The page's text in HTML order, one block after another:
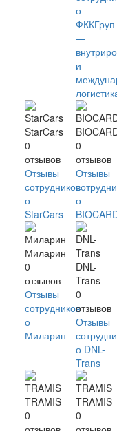
о
ФККГруп
—
и
StarCars
0
отзывов
Отзывы
сотрудников
о
StarCars
0
отзывов
Отзывы
о
Миларин
0
отзывов
Отзывы
сотрудников
о
Миларин
DNL-
Trans
0
отзывов
Отзывы
о DNL-
Trans
TRAMIS
0
TRAMIS
0